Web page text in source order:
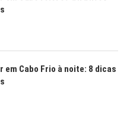
em Cabo Frio à noite: 8 dicas